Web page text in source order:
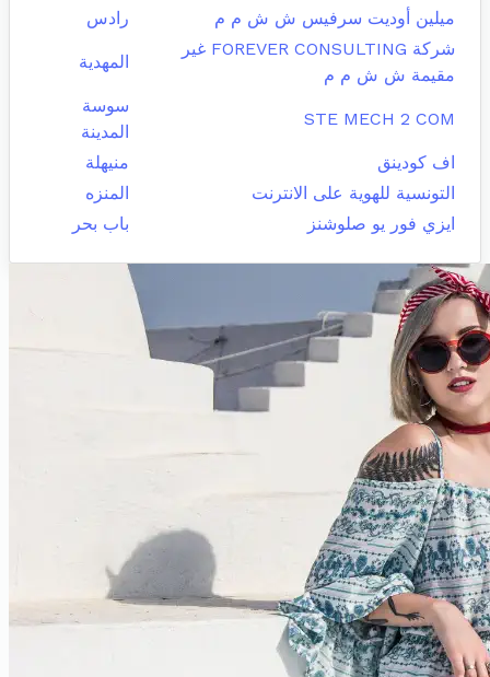
ميلين أوديت سرفيس ش ش م م
رادس
شركة FOREVER CONSULTING غير
مقيمة ش ش م م
المهدية
STE MECH 2 COM
سوسة
المدينة
اف كودينق
منيهلة
التونسية للهوية على الانترنت
المنزه
ايزي فور يو صلوشنز
باب بحر